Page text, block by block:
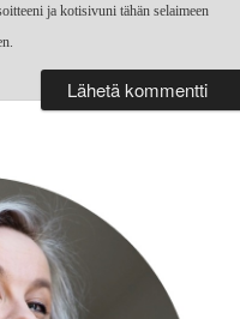
ja kotisivuni tähän selaimeen